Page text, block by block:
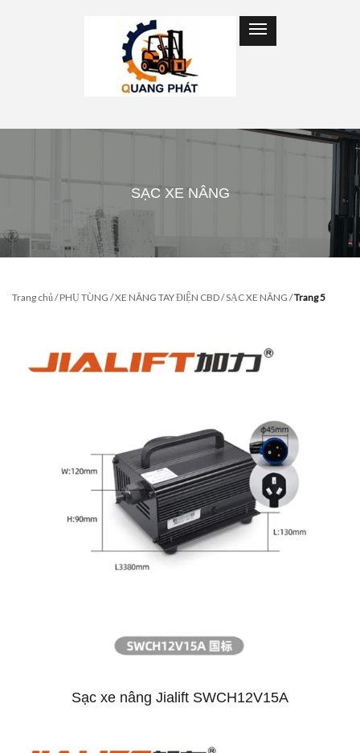
SẠC XE NÂNG
Trang chủ/PHỤ TÙNG /XE NÂNG TAY ĐIỆN CBD/SẠC XE NÂNG /Trang 5
Sạc xe nâng Jialift SWCH12V15A